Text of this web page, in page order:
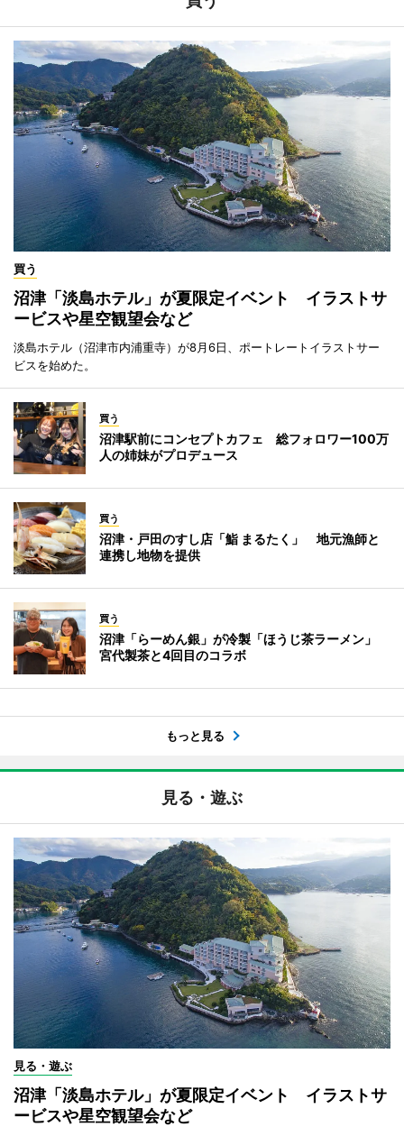
買う
沼津「淡島ホテル」が夏限定イベント イラストサ
ービスや星空観望会など
淡島ホテル（沼津市内浦重寺）が8月6日、ポートレートイラストサー
ビスを始めた。
買う
沼津駅前にコンセプトカフェ 総フォロワー100万
人の姉妹がプロデュース
買う
沼津・戸田のすし店「鮨 まるたく」 地元漁師と
連携し地物を提供
買う
沼津「らーめん銀」が冷製「ほうじ茶ラーメン」
宮代製茶と4回目のコラボ
もっと見る
見る・遊ぶ
見る・遊ぶ
沼津「淡島ホテル」が夏限定イベント イラストサ
ービスや星空観望会など